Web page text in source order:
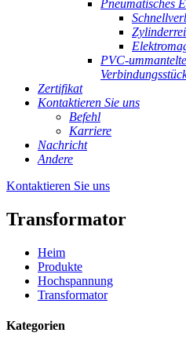
Pneumatisches
PVC-
Zertifikat
Kontaktieren Sie uns
Befehl
Karriere
Nachricht
Andere
Kontaktieren Sie uns
Transformator
Heim
Produkte
Hochspannung
Transformator
Kategorien